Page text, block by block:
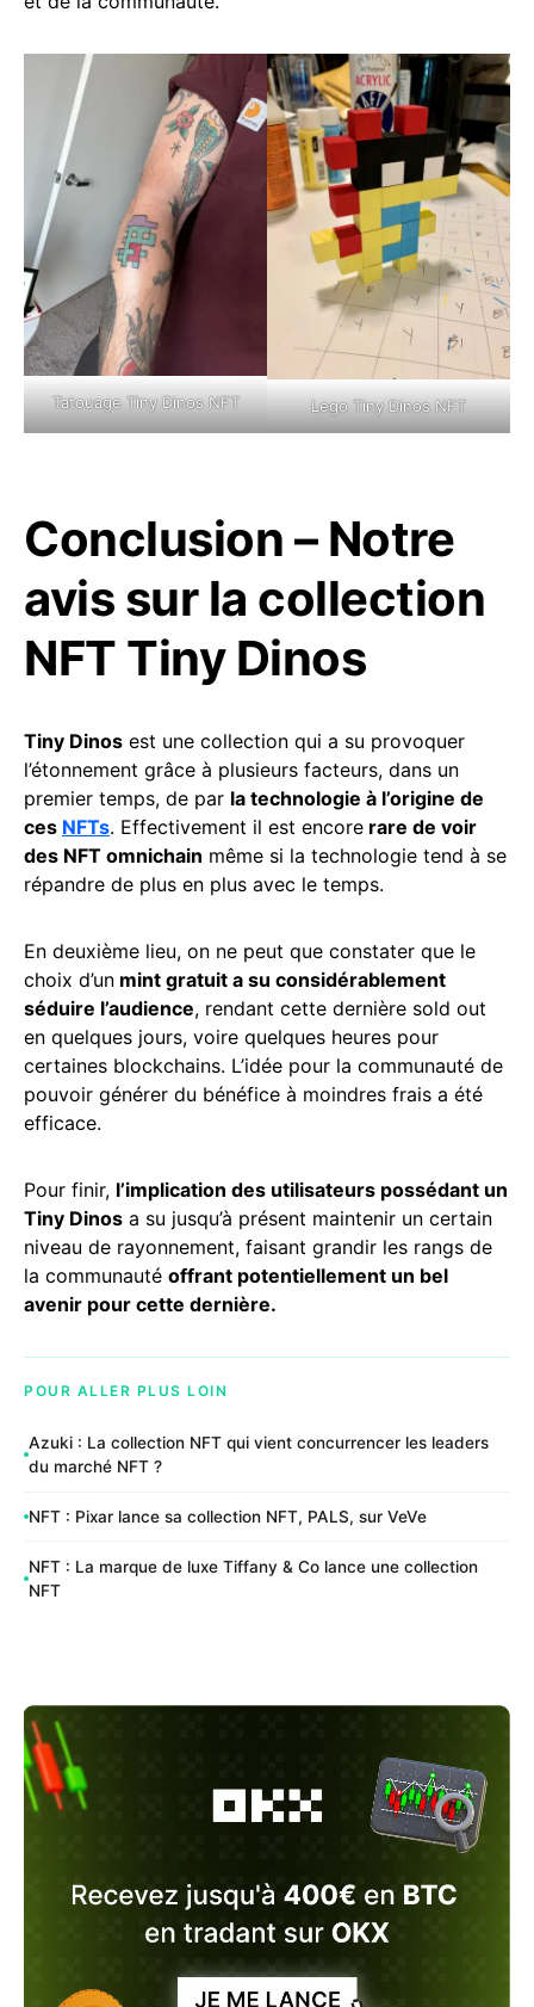
Tatouage Tiny Dinos NFT Lego Tiny Dinos NFT
Conclusion – Notre
avis sur la collection
NFT Tiny Dinos
Tiny Dinos est une collection qui a su provoquer
l’étonnement grâce à plusieurs facteurs, dans un
premier temps, de par la technologie à l’origine de
ces NFTs. Effectivement il est encore rare de voir
des NFT omnichain même si la technologie tend à se
répandre de plus en plus avec le temps.
En deuxième lieu, on ne peut que constater que le
choix d’un mint gratuit a su considérablement
séduire l’audience, rendant cette dernière sold out
en quelques jours, voire quelques heures pour
certaines blockchains. L’idée pour la communauté de
pouvoir générer du bénéfice à moindres frais a été
efficace.
Pour finir, l’implication des utilisateurs possédant un
Tiny Dinos a su jusqu’à présent maintenir un certain
niveau de rayonnement, faisant grandir les rangs de
la communauté offrant potentiellement un bel
avenir pour cette dernière.
POUR ALLER PLUS LOIN
Azuki : La collection NFT qui vient concurrencer les leaders
du marché NFT ?
NFT : Pixar lance sa collection NFT, PALS, sur VeVe
NFT : La marque de luxe Tiffany & Co lance une collection
NFT